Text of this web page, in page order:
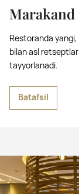
Restoranda
bilan asl
tayyorlanadi.
Batafsil